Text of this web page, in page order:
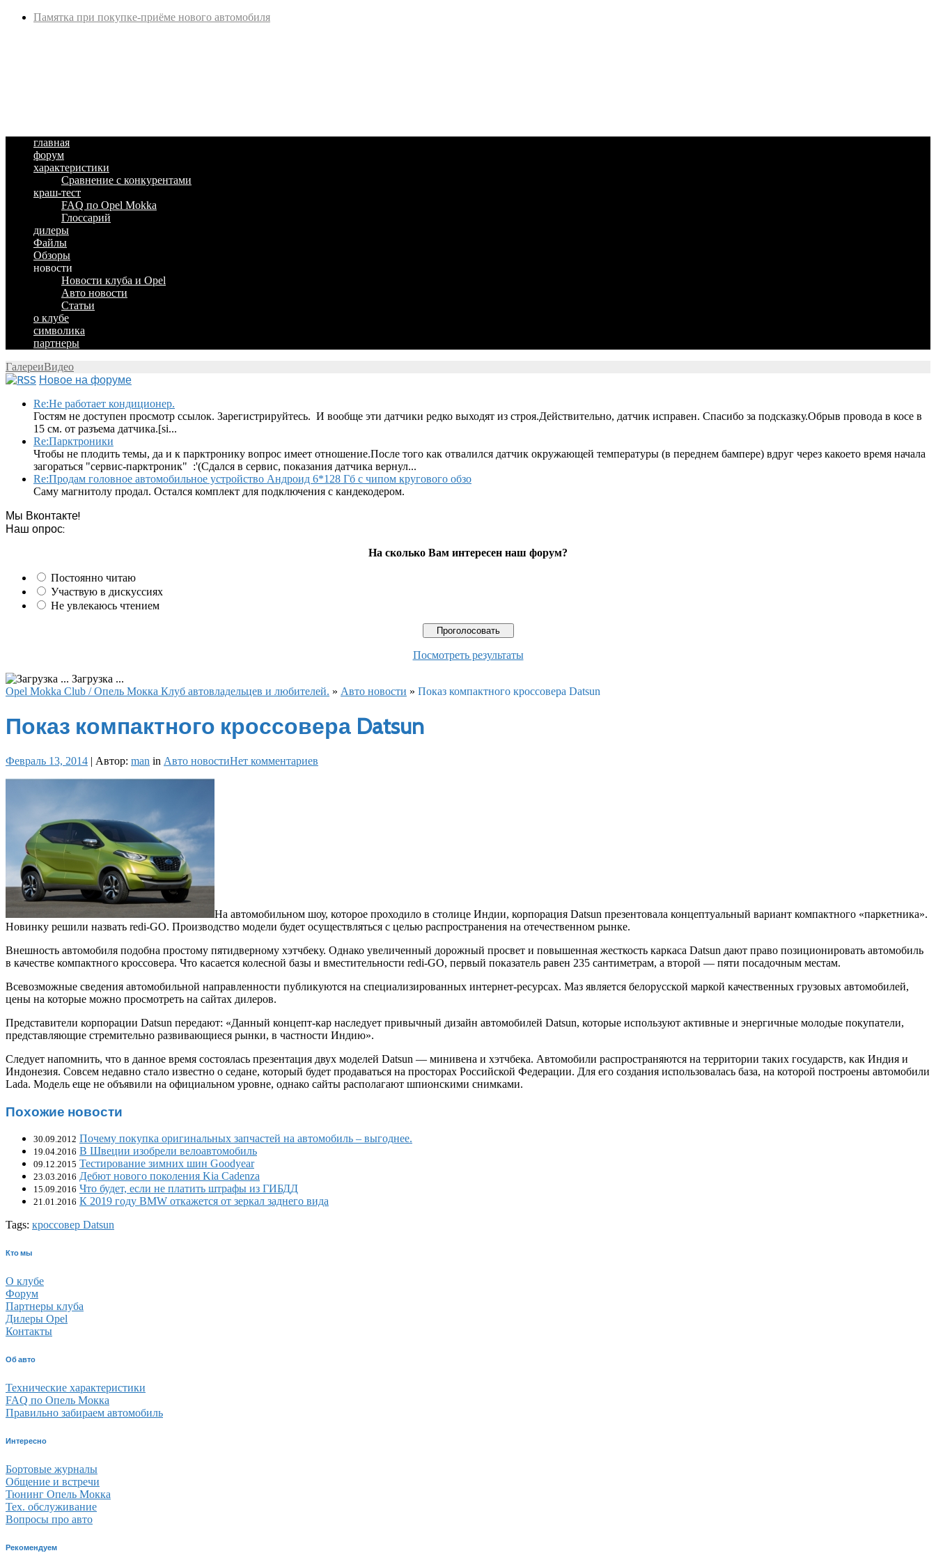
Памятка при покупке-приёме нового автомобиля
главная
форум
характеристики
Сравнение с конкурентами
краш-тест
FAQ по Opel Mokka
Глоссарий
дилеры
Файлы
Обзоры
новости
Новости клуба и Opel
Авто новости
Статьи
о клубе
символика
партнеры
ГалереиВидео
Новое на форуме
Re:Не работает кондиционер.
Гостям не доступен просмотр ссылок. Зарегистрируйтесь. И вообще эти датчики редко выходят из строя.Действительно, датчик исправен. Спасибо за подсказку.Обрыв провода в косе в
15 см. от разъема датчика.[si...
Re:Парктроники
Чтобы не плодить темы, да и к парктронику вопрос имеет отношение.После того как отвалился датчик окружающей температуры (в переднем бампере) вдруг через какоето время начала
загораться "сервис-парктроник" :'(Сдался в сервис, показания датчика вернул...
Re:Продам головное автомобильное устройство Андроид 6*128 Гб с чипом кругового обзо
Саму магнитолу продал. Остался комплект для подключения с кандекодером.
Мы Вконтакте!
Наш опрос:
На сколько Вам интересен наш форум?
Постоянно читаю
Участвую в дискуссиях
Не увлекаюсь чтением
Посмотреть результаты
Загрузка ...
Opel Mokka Club / Опель Мокка Клуб автовладельцев и любителей. » Авто новости » Показ компактного кроссовера Datsun
Показ компактного кроссовера Datsun
Февраль 13, 2014 | Автор: man in Авто новостиНет комментариев
На автомобильном шоу, которое проходило в столице Индии, корпорация Datsun презентовала концептуальный вариант компактного «паркетника».
Новинку решили назвать redi-GO. Производство модели будет осуществляться с целью распространения на отечественном рынке.
Внешность автомобиля подобна простому пятидверному хэтчбеку. Однако увеличенный дорожный просвет и повышенная жесткость каркаса Datsun дают право позиционировать автомобиль
в качестве компактного кроссовера. Что касается колесной базы и вместительности redi-GO, первый показатель равен 235 сантиметрам, а второй — пяти посадочным местам.
Всевозможные сведения автомобильной направленности публикуются на специализированных интернет-ресурсах. Маз является белорусской маркой качественных грузовых автомобилей,
цены на которые можно просмотреть на сайтах дилеров.
Представители корпорации Datsun передают: «Данный концепт-кар наследует привычный дизайн автомобилей Datsun, которые используют активные и энергичные молодые покупатели,
представляющие стремительно развивающиеся рынки, в частности Индию».
Следует напомнить, что в данное время состоялась презентация двух моделей Datsun — минивена и хэтчбека. Автомобили распространяются на территории таких государств, как Индия и
Индонезия. Совсем недавно стало известно о седане, который будет продаваться на просторах Российской Федерации. Для его создания использовалась база, на которой построены автомобили
Lada. Модель еще не объявили на официальном уровне, однако сайты располагают шпионскими снимками.
Похожие новости
30.09.2012 Почему покупка оригинальных запчастей на автомобиль – выгоднее.
19.04.2016 В Швеции изобрели велоавтомобиль
09.12.2015 Тестирование зимних шин Goodyear
23.03.2016 Дебют нового поколения Kia Cadenza
15.09.2016 Что будет, если не платить штрафы из ГИБДД
21.01.2016 К 2019 году BMW откажется от зеркал заднего вида
Tags: кроссовер Datsun
Кто мы
О клубе
Форум
Партнеры клуба
Дилеры Opel
Контакты
Об авто
Технические характеристики
FAQ по Опель Мокка
Правильно забираем автомобиль
Интересно
Бортовые журналы
Общение и встречи
Тюнинг Опель Мокка
Тех. обслуживание
Вопросы про авто
Рекомендуем